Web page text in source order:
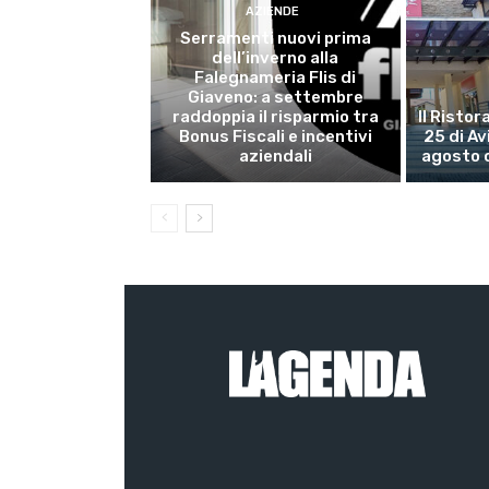
AZIENDE
Serramenti nuovi prima
dell’inverno alla
Falegnameria Flis di
Giaveno: a settembre
raddoppia il risparmio tra
Bonus Fiscali e incentivi
aziendali
Il
25 di
agosto